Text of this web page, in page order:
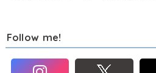
Follow me!